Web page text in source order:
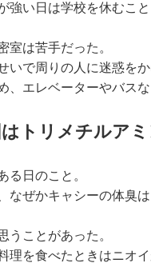
強い日は学校を休むこと
室は苦手だった。
いで周りの人に迷惑をか
、エレベーターやバス
トリメチルア
る日のこと。
なぜかキャシーの体臭は
うことがあった。
理を食べたときはニオ